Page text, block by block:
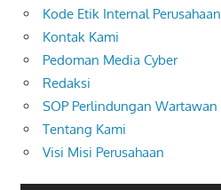
Kode Etik Internal Perusahaan
Kontak Kami
Pedoman Media Cyber
Redaksi
SOP Perlindungan Wartawan
Tentang Kami
Visi Misi Perusahaan